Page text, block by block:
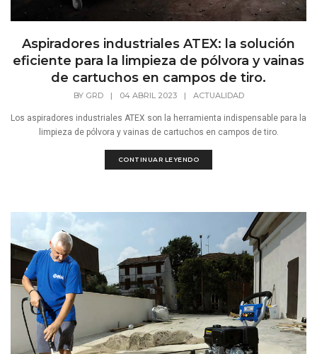
Aspiradores industriales ATEX: la solución
eficiente para la limpieza de pólvora y vainas
de cartuchos en campos de tiro.
BY GRD | 04 ABRIL 2023 | ACTUALIDAD
Los aspiradores industriales ATEX son la herramienta indispensable para la
limpieza de pólvora y vainas de cartuchos en campos de tiro.
CONTINUAR LEYENDO